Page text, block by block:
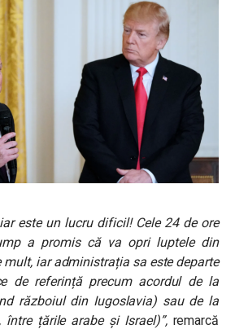
este un lucru dificil! Cele 24 de ore
a promis că va opri luptele din
mult, iar administrația sa este departe
de referință precum acordul de la
războiul din Iugoslavia) sau de la
între țările arabe și Israel)”, remarcă